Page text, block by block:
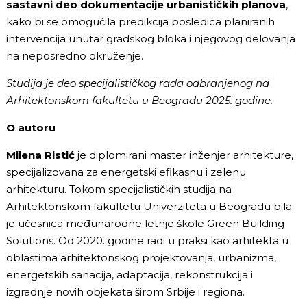
sastavni deo dokumentacije urbanističkih planova,
kako bi se omogućila predikcija posledica planiranih
intervencija unutar gradskog bloka i njegovog delovanja
na neposredno okruženje.
Studija je deo specijalističkog rada odbranjenog na
Arhitektonskom fakultetu u Beogradu 2025. godine.
O autoru
Milena Ristić je diplomirani master inženjer arhitekture,
specijalizovana za energetski efikasnu i zelenu
arhitekturu. Tokom specijalističkih studija na
Arhitektonskom fakultetu Univerziteta u Beogradu bila
je učesnica međunarodne letnje škole Green Building
Solutions. Od 2020. godine radi u praksi kao arhitekta u
oblastima arhitektonskog projektovanja, urbanizma,
energetskih sanacija, adaptacija, rekonstrukcija i
izgradnje novih objekata širom Srbije i regiona.